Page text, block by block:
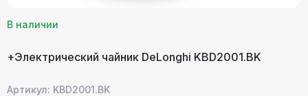
В наличии
+Электрический чайник DeLonghi KBD2001.BK
Артикул: KBD2001.BK